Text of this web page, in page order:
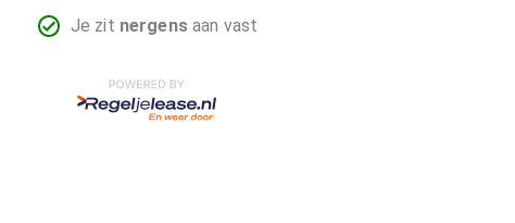
Je zit nergensaan vast